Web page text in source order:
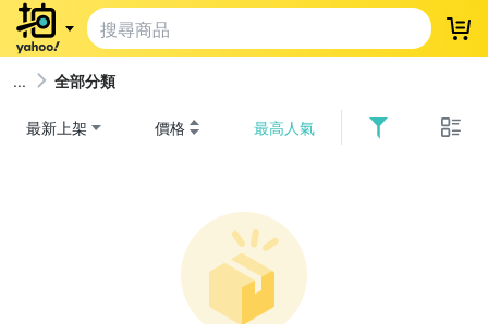
登
全部分類
最新上架 價格 最高人氣